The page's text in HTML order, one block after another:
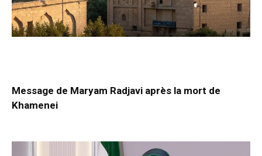
Message de Maryam Radjavi après la mort de
Khamenei